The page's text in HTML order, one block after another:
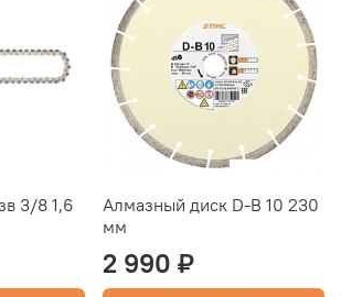
3/8 1,6
Алмазный диск D-B 10 230
мм
2 990 ₽